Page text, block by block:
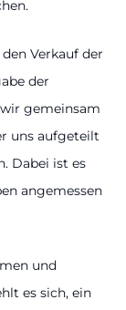
Verkauf der
der
gemeinsam
uns aufgeteilt
Dabei ist es
angemessen
und
es sich, ein